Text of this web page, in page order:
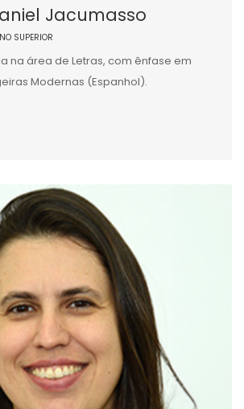
Jacumasso
SUPERIOR
na área de Letras, com ênfase em
Modernas (Espanhol).